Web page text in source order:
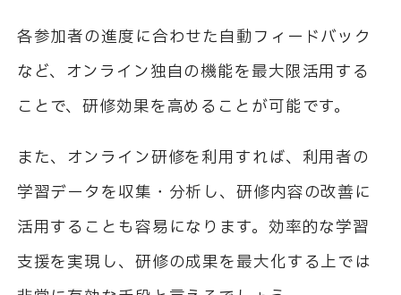
各参加者の進度に合わせた自動フィードバック
など、オンライン独自の機能を最大限活用する
ことで、研修効果を高めることが可能です。
また、オンライン研修を利用すれば、利用者の
学習データを収集・分析し、研修内容の改善に
活用することも容易になります。効率的な学習
支援を実現し、研修の成果を最大化する上では